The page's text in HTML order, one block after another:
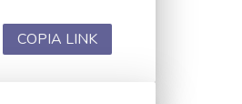
COPIA LINK